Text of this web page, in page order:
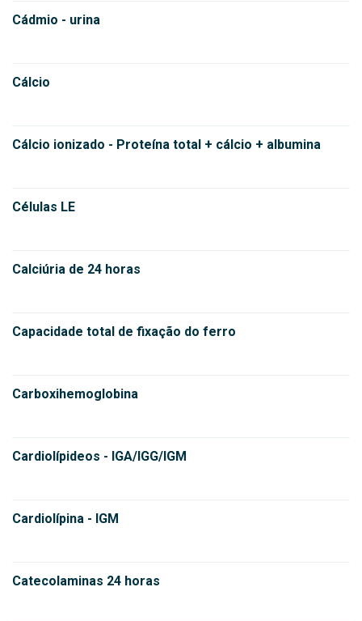
Cádmio - urina
Cálcio
Cálcio ionizado - Proteína total + cálcio + albumina
Células LE
Calciúria de 24 horas
Capacidade total de fixação do ferro
Carboxihemoglobina
Cardiolípideos - IGA/IGG/IGM
Cardiolípina - IGM
Catecolaminas 24 horas